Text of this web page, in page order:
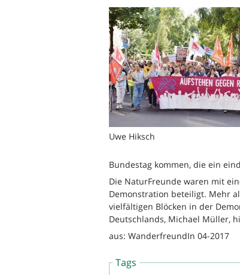
Uwe Hiksch
Bundestag kommen, die ein
Die NaturFreunde waren mit
Demonstration beteiligt. Mehr
vielfältigen Blöcken in der
Deutschlands, Michael Müller,
aus: WanderfreundIn 04-2017
Tags